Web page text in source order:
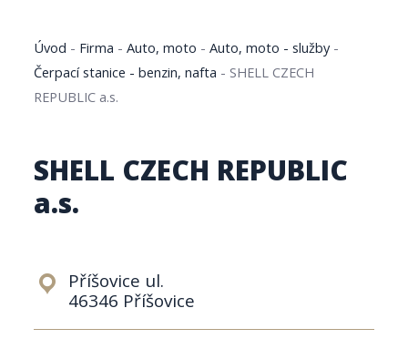
Úvod - Firma -Auto, moto -Auto, moto - služby-
Čerpací stanice - benzin, nafta - SHELL CZECH
REPUBLIC a.s.
SHELL CZECH REPUBLIC
a.s.
Příšovice ul.
46346 Příšovice